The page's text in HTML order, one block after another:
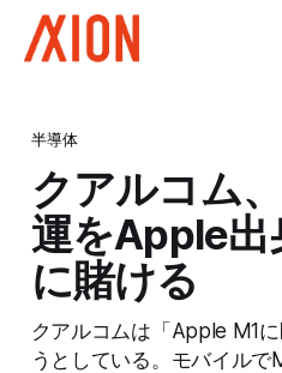
半導体
クアルコム
運をApple出
に賭ける
クアルコムは「Apple M1
うとしている。モバイル